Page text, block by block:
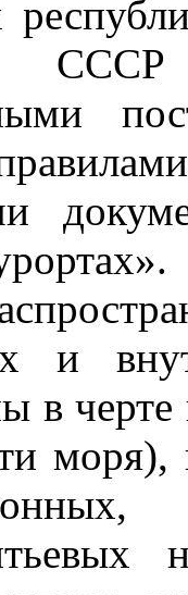
и
в черте
моря),